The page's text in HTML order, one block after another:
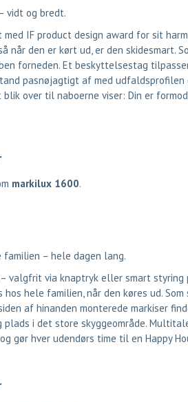
vidt og bredt.
IF product design award for sit
når den er kørt ud, er den skidesmart.
forneden. Et beskyttelsestag
pasnøjagtigt af med udfaldsprofilen
blik over til naboerne viser: Din er
markilux 1600.
familien – hele dagen lang.
valgfrit via knaptryk eller smart styring
hos hele familien, når den køres ud.
af hinanden monterede markiser
i det store skyggeområde.
gør hver udendørs time til en Happy